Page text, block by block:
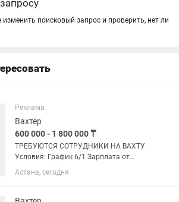
изменить поисковый запрос и проверить, нет ли
Реклама
Вахтер
600 000 - 1 800 000 ₸
ТРЕБУЮТСЯ СОТРУДНИКИ НА ВАХТУ
Условия: График 6/1 Зарплата от
600.000 тенге в месяц Выплаты 1 раз в
месяц За смену получаете от 19.000
Минимальная оплата за 3 месяца...
Астана, сегодня